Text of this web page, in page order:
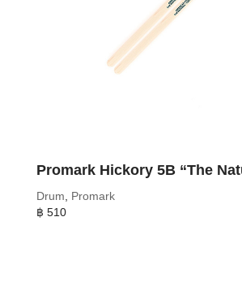
Promark Hickory 5B “The
Drum, Promark
฿ 510